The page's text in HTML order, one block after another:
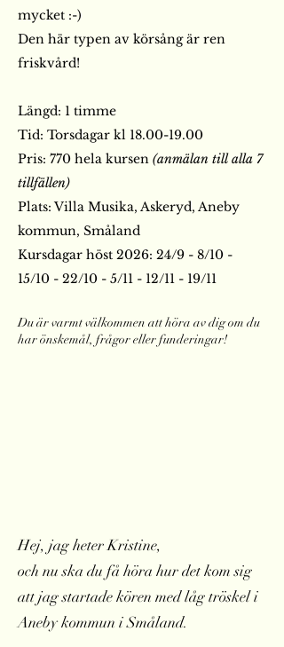
mycket :-)
Den här typen av körsång är ren
friskvård!
Längd: 1 timme
Tid: Torsdagar kl 18.00-19.00
Pris: 770 hela kursen (anmälan till alla 7
tillfällen)
Plats: Villa Musika, Askeryd, Aneby
kommun, Småland
Kursdagar höst 2026: 24/9 - 8/10 -
15/10 - 22/10 - 5/11 - 12/11 - 19/11
Du är varmt välkommen att höra av dig om du
har önskemål, frågor eller funderingar!
Hej, jag heter Kristine,
och nu ska du få höra hur det kom sig
att jag startade kören med låg tröskel i
Aneby kommun i Småland.